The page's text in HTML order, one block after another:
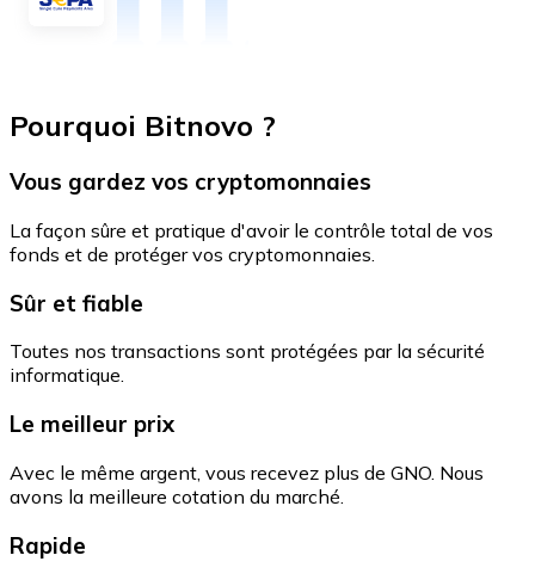
Pourquoi Bitnovo ?
Vous gardez vos cryptomonnaies
La façon sûre et pratique d'avoir le contrôle total de vos
fonds et de protéger vos cryptomonnaies.
Sûr et fiable
Toutes nos transactions sont protégées par la sécurité
informatique.
Le meilleur prix
Avec le même argent, vous recevez plus de GNO. Nous
avons la meilleure cotation du marché.
Rapide